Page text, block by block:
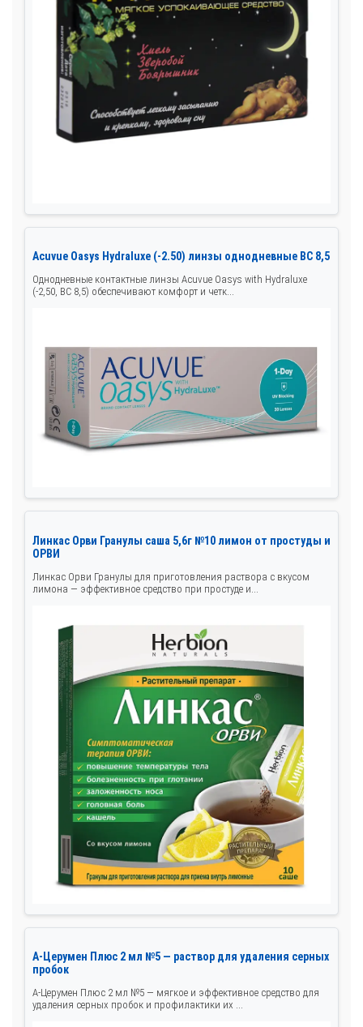
Acuvue Oasys Hydraluxe (-2.50) линзы однодневные BC 8,5
Однодневные контактные линзы Acuvue Oasys with Hydraluxe
(-2,50, BC 8,5) обеспечивают комфорт и четк...
Линкас Орви Гранулы саша 5,6г №10 лимон от простуды и
ОРВИ
Линкас Орви Гранулы для приготовления раствора с вкусом
лимона — эффективное средство при простуде и...
А-Церумен Плюс 2 мл №5 — раствор для удаления серных
пробок
А-Церумен Плюс 2 мл №5 — мягкое и эффективное средство для
удаления серных пробок и профилактики их ...